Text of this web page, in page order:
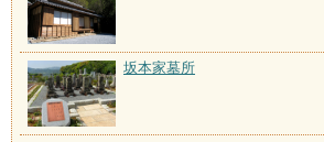
坂本家墓所